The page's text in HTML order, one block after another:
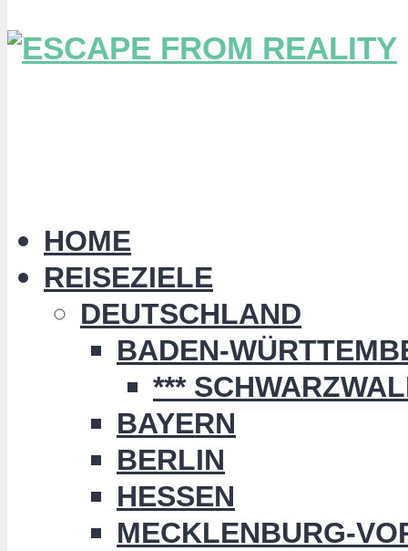
HOME
REISEZIELE
DEUTSCHLAND
BADEN-
***
BAYERN
BERLIN
HESSEN
MECKLENBURG-